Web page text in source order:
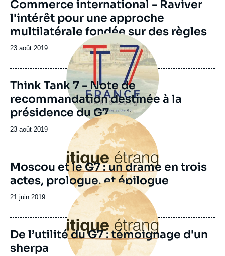
de
couverture
la
Commerce international - Raviver
l'intérêt pour une approche
multilatérale fondée sur des règles
Date
publication
23 août 2019
Image
principale
Think Tank 7 - Note de
recommandation destinée à la
présidence du G7
Date
publication
23 août 2019
Image
principale
Moscou et le G7 : un drame en trois
actes, prologue, et épilogue
Date
publication
21 juin 2019
Image
principale
De l’utilité du G7 : témoignage d'un
sherpa